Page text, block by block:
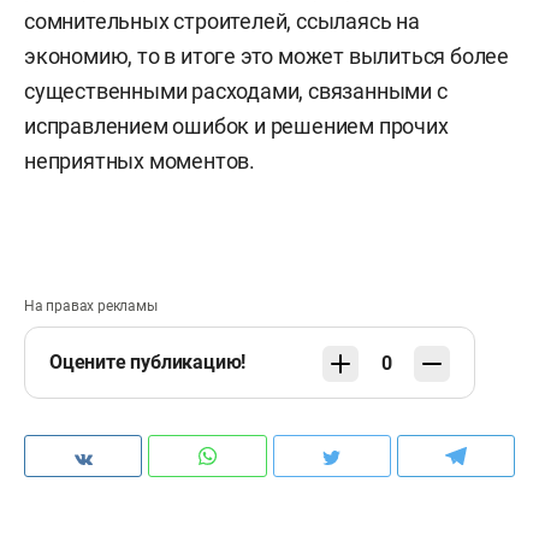
сомнительных строителей, ссылаясь на
экономию, то в итоге это может вылиться более
существенными расходами, связанными с
исправлением ошибок и решением прочих
неприятных моментов.
На правах рекламы
Оцените публикацию! 0